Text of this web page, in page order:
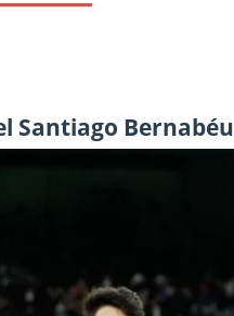
Santiago Bernabéu